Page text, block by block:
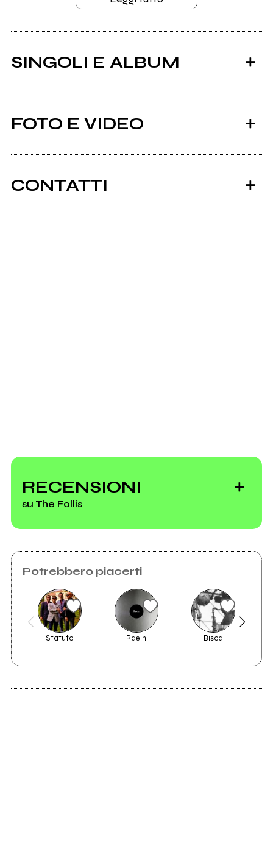
SINGOLI E ALBUM
2023
FOTO E VIDEO
live @ Clavesana
CONTATTI
Invia messaggio
RECENSIONI
su The Follis
Tutto sbagliato
Potrebbero piacerti
Statuto Raein Bisca